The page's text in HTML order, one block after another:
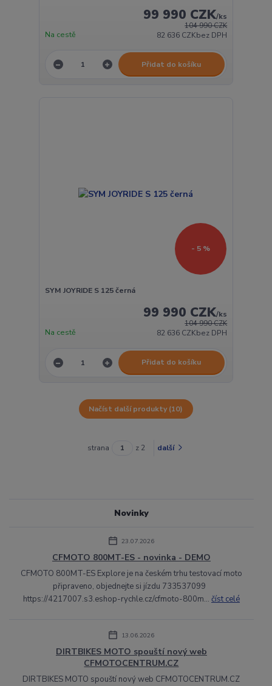
104 990 CZK
99 990 CZK/ks
82 636 CZKbez DPH
Na cestě
Přidat do košíku
- 5 %
SYM JOYRIDE S 125 černá
104 990 CZK
99 990 CZK/ks
82 636 CZKbez DPH
Na cestě
Přidat do košíku
Načíst další produkty (10)
strana z 2 další
Novinky
23.07.2026
CFMOTO 800MT-ES - novinka - DEMO
CFMOTO 800MT-ES Explore je na českém trhu testovací moto
připraveno, objednejte si jízdu 733537099
https://4217007.s3.eshop-rychle.cz/cfmoto-800m... číst celé
13.06.2026
DIRTBIKES MOTO spouští nový web
CFMOTOCENTRUM.CZ
DIRTBIKES MOTO spouští nový web CFMOTOCENTRUM.CZ